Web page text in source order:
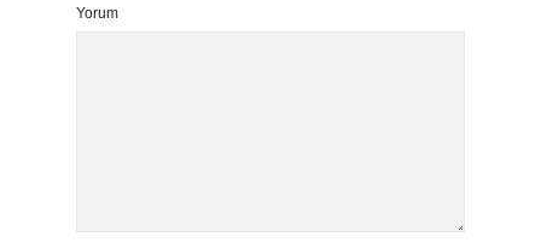
Yorum